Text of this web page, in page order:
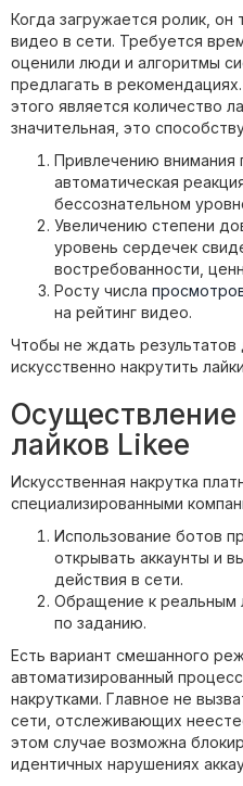
Когда загружается ролик,
видео в сети. Требуется
оценили люди и алгоритмы
предлагать в
этого является количество
значительная, это
Привлечению внимания
автоматическая
бессознательном
Увеличению степени
уровень сердечек
востребованности,
Росту числа
на рейтинг видео.
Чтобы не ждать результатов
искусственно накрутить
Осуществление
лайков Likee
Искусственная накрутка
специализированными
Использование ботов
открывать аккаунты и
действия в сети.
Обращение к реальным
по заданию.
Есть вариант смешанного
автоматизированный
накрутками. Главное не
сети, отслеживающих
этом случае возможна
идентичных нарушениях